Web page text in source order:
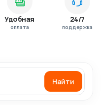
Удобная
оплата
24/7
поддержка
Найти